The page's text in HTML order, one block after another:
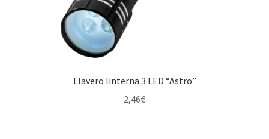
Llavero linterna 3 LED “Astro”
2,46€